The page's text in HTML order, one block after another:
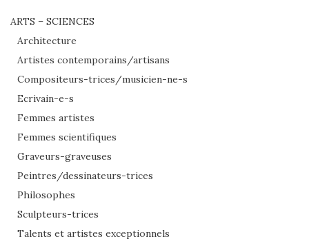
ARTS – SCIENCES
Architecture
Artistes contemporains/artisans
Compositeurs-trices/musicien-ne-s
Ecrivain-e-s
Femmes artistes
Femmes scientifiques
Graveurs-graveuses
Peintres/dessinateurs-trices
Philosophes
Sculpteurs-trices
Talents et artistes exceptionnels